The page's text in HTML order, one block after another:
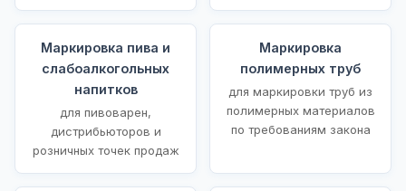
Маркировка пива и
слабоалкогольных
напитков
для пивоварен,
дистрибьюторов и
розничных точек продаж
Маркировка
полимерных труб
для маркировки труб из
полимерных материалов
по требованиям закона